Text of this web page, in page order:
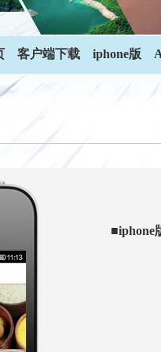
客户端下载 iphone版
■iphone